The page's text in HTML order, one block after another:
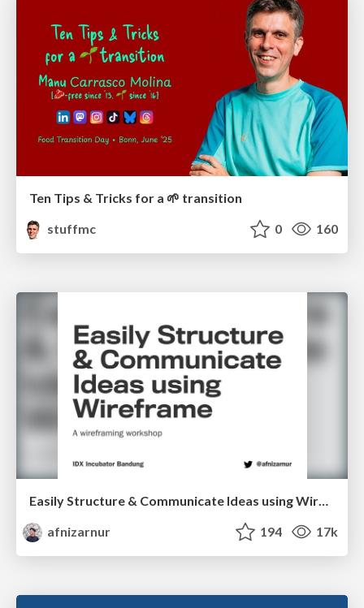
Ten Tips & Tricks for a 🌱 transition
stuffmc
0 160
Easily Structure & Communicate Ideas using Wireframe
afnizarnur
194 17k